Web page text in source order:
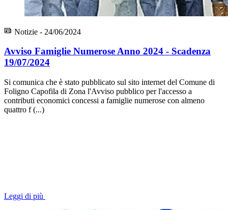
Notizie - 24/06/2024
Avviso Famiglie Numerose Anno 2024 - Scadenza
19/07/2024
Si comunica che è stato pubblicato sul sito internet del Comune di
Foligno Capofila di Zona l'Avviso pubblico per l'accesso a
contributi economici concessi a famiglie numerose con almeno
quattro f (...)
Leggi di più